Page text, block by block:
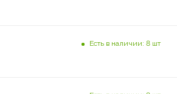
Есть в наличии: 8 шт